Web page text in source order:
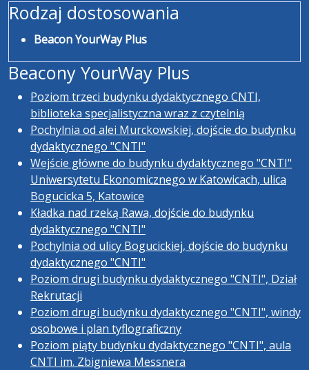
Rodzaj dostosowania
Beacon YourWay Plus
Beacony YourWay Plus
Poziom trzeci budynku dydaktycznego CNTI,
biblioteka specjalistyczna wraz z czytelnią
Pochylnia od alei Murckowskiej, dojście do budynku
dydaktycznego "CNTI"
Wejście główne do budynku dydaktycznego "CNTI"
Uniwersytetu Ekonomicznego w Katowicach, ulica
Bogucicka 5, Katowice
Kładka nad rzeką Rawa, dojście do budynku
dydaktycznego "CNTI"
Pochylnia od ulicy Bogucickiej, dojście do budynku
dydaktycznego "CNTI"
Poziom drugi budynku dydaktycznego "CNTI", Dział
Rekrutacji
Poziom drugi budynku dydaktycznego "CNTI", windy
osobowe i plan tyflograficzny
Poziom piąty budynku dydaktycznego "CNTI", aula
CNTI im. Zbigniewa Messnera